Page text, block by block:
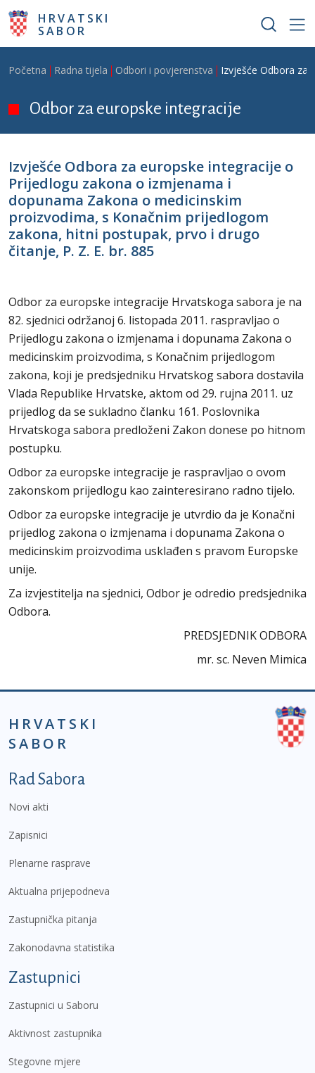
Skoči na glavni sadržaj
HRVATSKI
SABOR
Breadcrumb
Početna Radna tijela Odbori i povjerenstva Izvješće Odbora za
Odbor za europske integracije
Izvješće Odbora za europske integracije o
Prijedlogu zakona o izmjenama i
dopunama Zakona o medicinskim
proizvodima, s Konačnim prijedlogom
zakona, hitni postupak, prvo i drugo
čitanje, P. Z. E. br. 885
Odbor za europske integracije Hrvatskoga sabora je na
82. sjednici održanoj 6. listopada 2011. raspravljao o
Prijedlogu zakona o izmjenama i dopunama Zakona o
medicinskim proizvodima, s Konačnim prijedlogom
zakona, koji je predsjedniku Hrvatskog sabora dostavila
Vlada Republike Hrvatske, aktom od 29. rujna 2011. uz
prijedlog da se sukladno članku 161. Poslovnika
Hrvatskoga sabora predloženi Zakon donese po hitnom
postupku.
Odbor za europske integracije je raspravljao o ovom
zakonskom prijedlogu kao zainteresirano radno tijelo.
Odbor za europske integracije je utvrdio da je Konačni
prijedlog zakona o izmjenama i dopunama Zakona o
medicinskim proizvodima usklađen s pravom Europske
unije.
Za izvjestitelja na sjednici, Odbor je odredio predsjednika
Odbora.
PREDSJEDNIK ODBORA
mr. sc. Neven Mimica
HRVATSKI
SABOR
Podnožje prvi izbornik
Rad Sabora
Novi akti
Zapisnici
Plenarne rasprave
Aktualna prijepodneva
Zastupnička pitanja
Zakonodavna statistika
Zastupnici
Zastupnici u Saboru
Aktivnost zastupnika
Stegovne mjere